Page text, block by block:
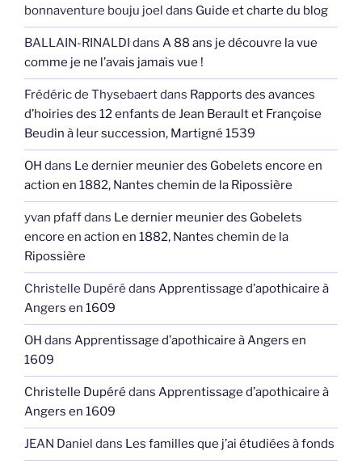
bonnaventure bouju joel dans Guide et charte du blog
BALLAIN-RINALDI dans A 88 ans je découvre la vue
comme je ne l’avais jamais vue !
Frédéric de Thysebaertdans Rapports des avances
d’hoiries des 12 enfants de Jean Berault et Françoise
Beudin à leur succession, Martigné 1539
OH dans Le dernier meunier des Gobelets encore en
action en 1882, Nantes chemin de la Ripossière
yvan pfaffdans Le dernier meunier des Gobelets
encore en action en 1882, Nantes chemin de la
Ripossière
Christelle Dupéré dans Apprentissage d’apothicaire à
Angers en 1609
OH dans Apprentissage d’apothicaire à Angers en
1609
Christelle Dupéré dans Apprentissage d’apothicaire à
Angers en 1609
JEAN Daniel dans Les familles que j’ai étudiées à fonds